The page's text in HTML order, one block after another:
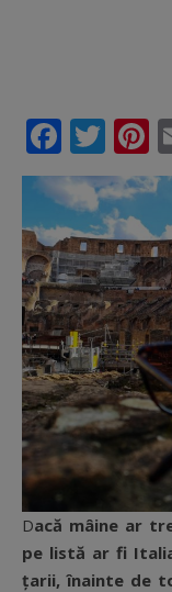
Dacă mâine ar trebuie să mă mut în altă țară, prima
pe listă ar fi
țarii, înainte de